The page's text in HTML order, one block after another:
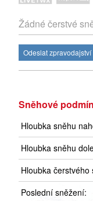
Žádné čerstvé
Odeslat zpravodajství
Sněhové
Hloubka sněhu
Hloubka sněhu
Hloubka čerstvého
Poslední sněžení: